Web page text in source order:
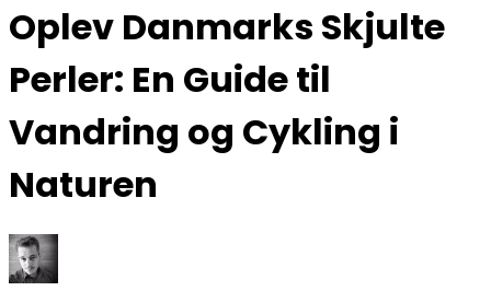
Oplev Danmarks Skjulte
Perler: En Guide til
Vandring og Cykling i
Naturen